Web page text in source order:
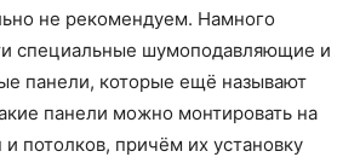
не рекомендуем. Намного
специальные шумоподавляющие и
панели, которые ещё называют
панели можно монтировать на
и потолков, причём их установку